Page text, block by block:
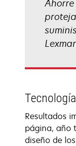
Tecnología
Resultados
página, año
diseño de